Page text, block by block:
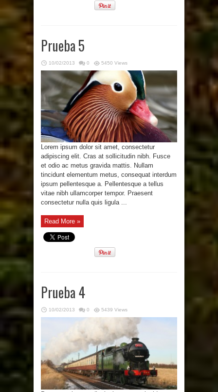
Prueba 5
10/02/2013 0 5450 Views
Lorem ipsum dolor sit amet, consectetur
adipiscing elit. Cras at sollicitudin nibh. Fusce
et odio ac metus gravida mattis. Nullam
tincidunt elementum metus, consequat interdum
ipsum pellentesque a. Pellentesque a tellus
vitae nibh ullamcorper tempor. Praesent
consectetur nulla quis ligula ...
Read More »
Prueba 4
10/02/2013 0 5439 Views